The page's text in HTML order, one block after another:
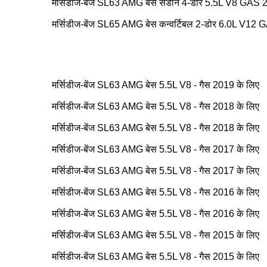
मर्सिडीज-बेंज SL63 AMG बेस सेडान 4-डोर 5.5L V8 GAS
मर्सिडीज-बेंज SL65 AMG बेस कन्वर्टिबल 2-डोर 6.0L V12
मर्सिडीज-बेंज SL63 AMG बेस 5.5L V8 - गैस 2019 के लिए
मर्सिडीज-बेंज SL63 AMG बेस 5.5L V8 - गैस 2018 के लिए
मर्सिडीज-बेंज SL63 AMG बेस 5.5L V8 - गैस 2018 के लिए
मर्सिडीज-बेंज SL63 AMG बेस 5.5L V8 - गैस 2017 के लिए
मर्सिडीज-बेंज SL63 AMG बेस 5.5L V8 - गैस 2017 के लिए
मर्सिडीज-बेंज SL63 AMG बेस 5.5L V8 - गैस 2016 के लिए
मर्सिडीज-बेंज SL63 AMG बेस 5.5L V8 - गैस 2016 के लिए
मर्सिडीज-बेंज SL63 AMG बेस 5.5L V8 - गैस 2015 के लिए
मर्सिडीज-बेंज SL63 AMG बेस 5.5L V8 - गैस 2015 के लिए